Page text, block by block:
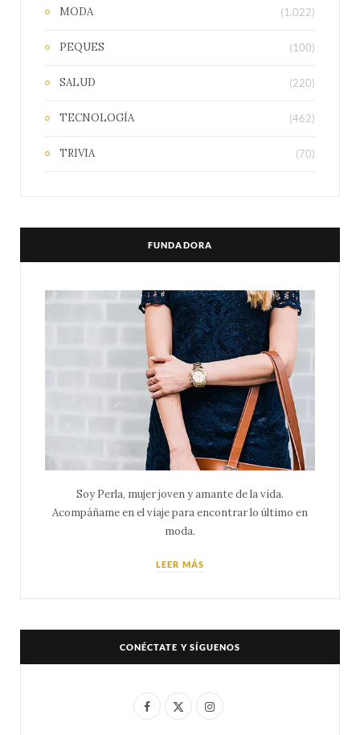
MODA (1.022)
PEQUES (100)
SALUD (220)
TECNOLOGÍA (462)
TRIVIA (70)
FUNDADORA
Soy Perla, mujer joven y amante de la vida.
Acompáñame en el viaje para encontrar lo último en
moda.
LEER MÁS
CONÉCTATE Y SÍGUENOS
F
X
I